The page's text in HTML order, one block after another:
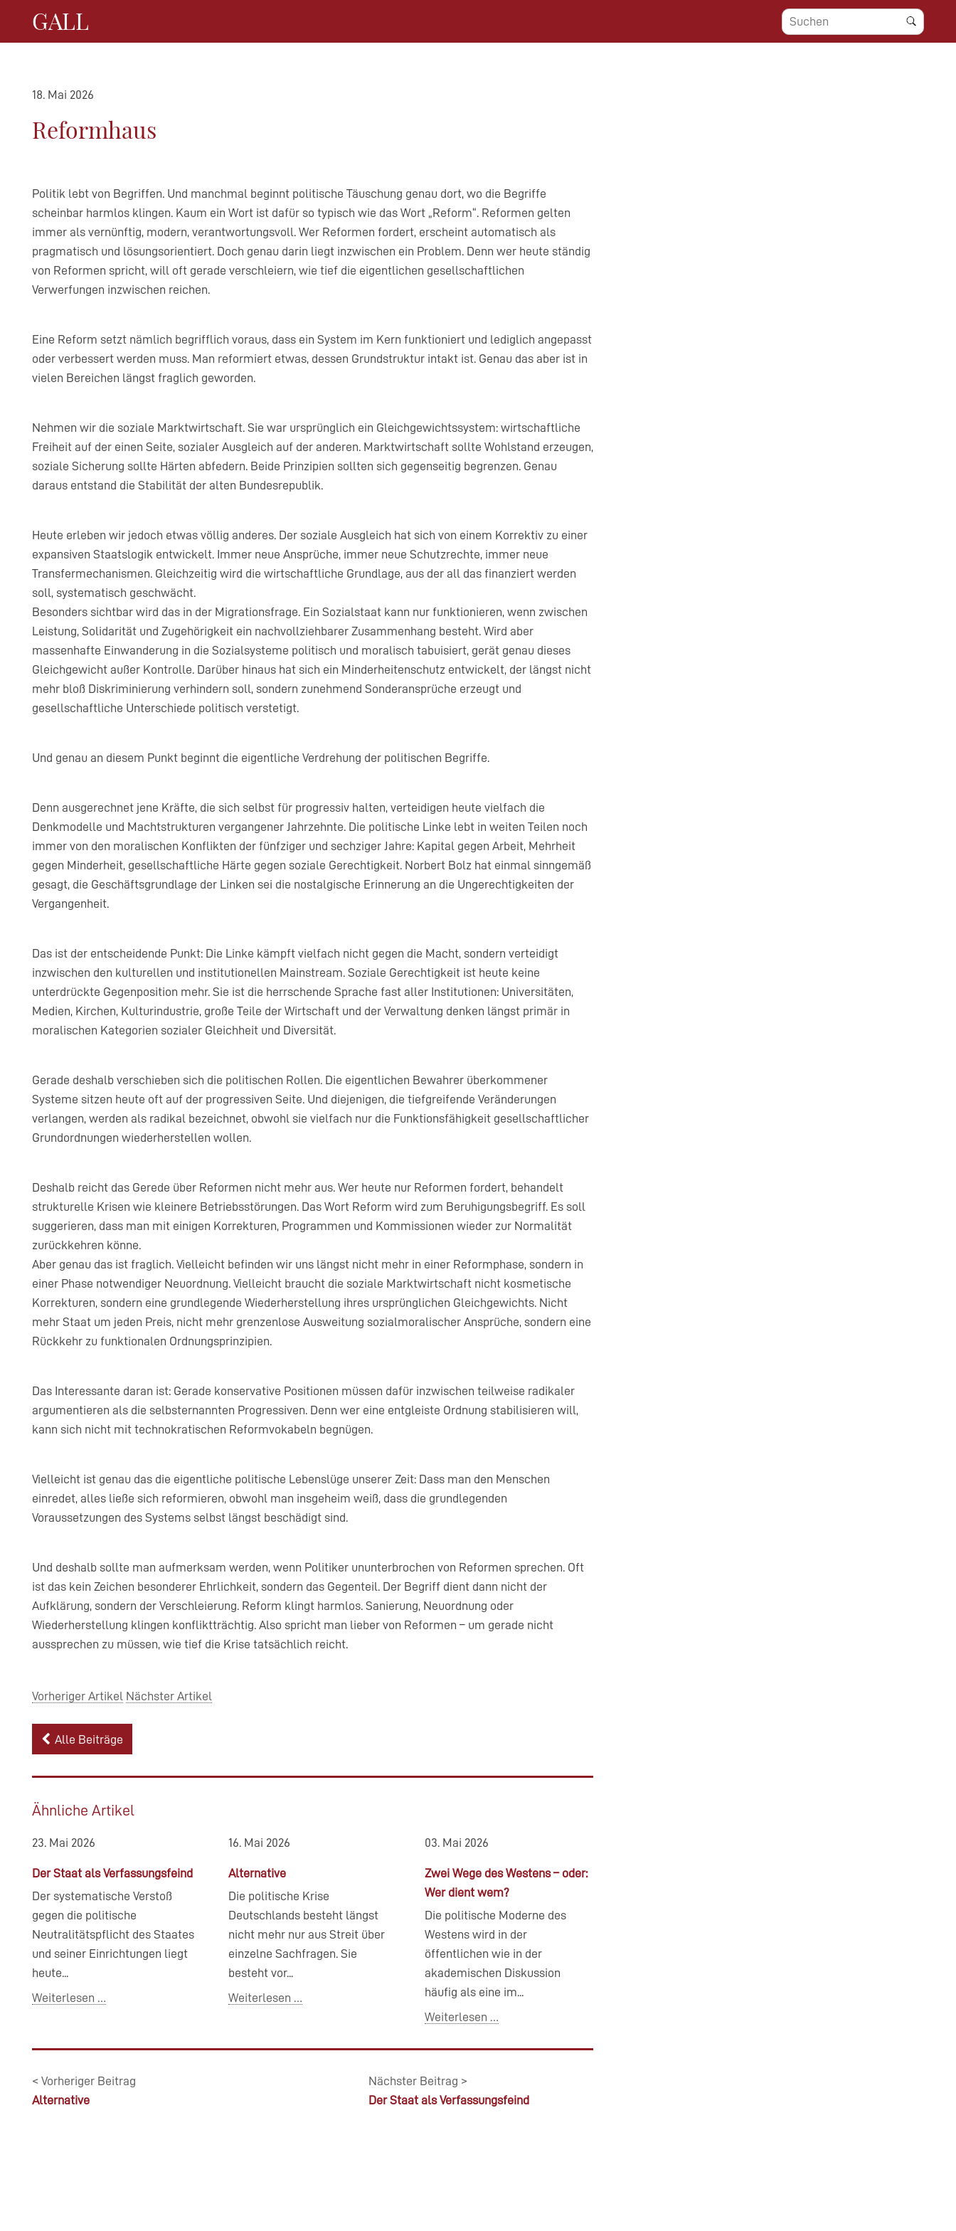
GALL
18. Mai 2026
Reformhaus
Politik lebt von Begriffen. Und manchmal beginnt politische Täuschung genau dort, wo die Begriffe
scheinbar harmlos klingen. Kaum ein Wort ist dafür so typisch wie das Wort „Reform“. Reformen gelten
immer als vernünftig, modern, verantwortungsvoll. Wer Reformen fordert, erscheint automatisch als
pragmatisch und lösungsorientiert. Doch genau darin liegt inzwischen ein Problem. Denn wer heute ständig
von Reformen spricht, will oft gerade verschleiern, wie tief die eigentlichen gesellschaftlichen
Verwerfungen inzwischen reichen.
Eine Reform setzt nämlich begrifflich voraus, dass ein System im Kern funktioniert und lediglich angepasst
oder verbessert werden muss. Man reformiert etwas, dessen Grundstruktur intakt ist. Genau das aber ist in
vielen Bereichen längst fraglich geworden.
Nehmen wir die soziale Marktwirtschaft. Sie war ursprünglich ein Gleichgewichtssystem: wirtschaftliche
Freiheit auf der einen Seite, sozialer Ausgleich auf der anderen. Marktwirtschaft sollte Wohlstand erzeugen,
soziale Sicherung sollte Härten abfedern. Beide Prinzipien sollten sich gegenseitig begrenzen. Genau
daraus entstand die Stabilität der alten Bundesrepublik.
Heute erleben wir jedoch etwas völlig anderes. Der soziale Ausgleich hat sich von einem Korrektiv zu einer
expansiven Staatslogik entwickelt. Immer neue Ansprüche, immer neue Schutzrechte, immer neue
Transfermechanismen. Gleichzeitig wird die wirtschaftliche Grundlage, aus der all das finanziert werden
soll, systematisch geschwächt.
Besonders sichtbar wird das in der Migrationsfrage. Ein Sozialstaat kann nur funktionieren, wenn zwischen
Leistung, Solidarität und Zugehörigkeit ein nachvollziehbarer Zusammenhang besteht. Wird aber
massenhafte Einwanderung in die Sozialsysteme politisch und moralisch tabuisiert, gerät genau dieses
Gleichgewicht außer Kontrolle. Darüber hinaus hat sich ein Minderheitenschutz entwickelt, der längst nicht
mehr bloß Diskriminierung verhindern soll, sondern zunehmend Sonderansprüche erzeugt und
gesellschaftliche Unterschiede politisch verstetigt.
Und genau an diesem Punkt beginnt die eigentliche Verdrehung der politischen Begriffe.
Denn ausgerechnet jene Kräfte, die sich selbst für progressiv halten, verteidigen heute vielfach die
Denkmodelle und Machtstrukturen vergangener Jahrzehnte. Die politische Linke lebt in weiten Teilen noch
immer von den moralischen Konflikten der fünfziger und sechziger Jahre: Kapital gegen Arbeit, Mehrheit
gegen Minderheit, gesellschaftliche Härte gegen soziale Gerechtigkeit. Norbert Bolz hat einmal sinngemäß
gesagt, die Geschäftsgrundlage der Linken sei die nostalgische Erinnerung an die Ungerechtigkeiten der
Vergangenheit.
Das ist der entscheidende Punkt: Die Linke kämpft vielfach nicht gegen die Macht, sondern verteidigt
inzwischen den kulturellen und institutionellen Mainstream. Soziale Gerechtigkeit ist heute keine
unterdrückte Gegenposition mehr. Sie ist die herrschende Sprache fast aller Institutionen: Universitäten,
Medien, Kirchen, Kulturindustrie, große Teile der Wirtschaft und der Verwaltung denken längst primär in
moralischen Kategorien sozialer Gleichheit und Diversität.
Gerade deshalb verschieben sich die politischen Rollen. Die eigentlichen Bewahrer überkommener
Systeme sitzen heute oft auf der progressiven Seite. Und diejenigen, die tiefgreifende Veränderungen
verlangen, werden als radikal bezeichnet, obwohl sie vielfach nur die Funktionsfähigkeit gesellschaftlicher
Grundordnungen wiederherstellen wollen.
Deshalb reicht das Gerede über Reformen nicht mehr aus. Wer heute nur Reformen fordert, behandelt
strukturelle Krisen wie kleinere Betriebsstörungen. Das Wort Reform wird zum Beruhigungsbegriff. Es soll
suggerieren, dass man mit einigen Korrekturen, Programmen und Kommissionen wieder zur Normalität
zurückkehren könne.
Aber genau das ist fraglich. Vielleicht befinden wir uns längst nicht mehr in einer Reformphase, sondern in
einer Phase notwendiger Neuordnung. Vielleicht braucht die soziale Marktwirtschaft nicht kosmetische
Korrekturen, sondern eine grundlegende Wiederherstellung ihres ursprünglichen Gleichgewichts. Nicht
mehr Staat um jeden Preis, nicht mehr grenzenlose Ausweitung sozialmoralischer Ansprüche, sondern eine
Rückkehr zu funktionalen Ordnungsprinzipien.
Das Interessante daran ist: Gerade konservative Positionen müssen dafür inzwischen teilweise radikaler
argumentieren als die selbsternannten Progressiven. Denn wer eine entgleiste Ordnung stabilisieren will,
kann sich nicht mit technokratischen Reformvokabeln begnügen.
Vielleicht ist genau das die eigentliche politische Lebenslüge unserer Zeit: Dass man den Menschen
einredet, alles ließe sich reformieren, obwohl man insgeheim weiß, dass die grundlegenden
Voraussetzungen des Systems selbst längst beschädigt sind.
Und deshalb sollte man aufmerksam werden, wenn Politiker ununterbrochen von Reformen sprechen. Oft
ist das kein Zeichen besonderer Ehrlichkeit, sondern das Gegenteil. Der Begriff dient dann nicht der
Aufklärung, sondern der Verschleierung. Reform klingt harmlos. Sanierung, Neuordnung oder
Wiederherstellung klingen konfliktträchtig. Also spricht man lieber von Reformen – um gerade nicht
aussprechen zu müssen, wie tief die Krise tatsächlich reicht.
Vorheriger Artikel Nächster Artikel
Alle Beiträge
Ähnliche Artikel
23. Mai 2026
Der Staat als Verfassungsfeind
Der systematische Verstoß
gegen die politische
Neutralitätspflicht des Staates
und seiner Einrichtungen liegt
heute...
Weiterlesen …
16. Mai 2026
Alternative
Die politische Krise
Deutschlands besteht längst
nicht mehr nur aus Streit über
einzelne Sachfragen. Sie
besteht vor...
Weiterlesen …
03. Mai 2026
Zwei Wege des Westens – oder:
Wer dient wem?
Die politische Moderne des
Westens wird in der
öffentlichen wie in der
akademischen Diskussion
häufig als eine im...
Weiterlesen …
< Vorheriger Beitrag
Alternative
Nächster Beitrag >
Der Staat als Verfassungsfeind